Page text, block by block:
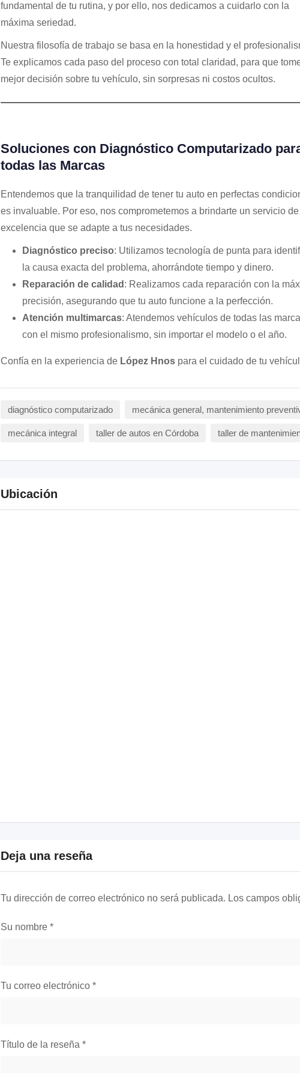
fundamental de tu rutina, y por ello, nos dedicamos a cuidarlo con la
máxima seriedad.
Nuestra filosofía de trabajo se basa en la honestidad y el
Te explicamos cada paso del proceso con total claridad, para que
mejor decisión sobre tu vehículo, sin sorpresas ni costos ocultos.
Soluciones con Diagnóstico Computarizado
todas las Marcas
Entendemos que la tranquilidad de tener tu auto en perfectas
es invaluable. Por eso, nos comprometemos a brindarte un servicio de
excelencia que se adapte a tus necesidades.
Diagnóstico preciso: Utilizamos tecnología de punta para
la causa exacta del problema, ahorrándote tiempo y dinero.
Reparación de calidad : Realizamos cada reparación con la
precisión, asegurando que tu auto funcione a la perfección.
Atención multimarcas: Atendemos vehículos de todas las
con el mismo profesionalismo, sin importar el modelo o el año.
Confía en la experiencia de López Hnospara el cuidado de tu
diagnóstico computarizado mecánica general, mantenimiento
mecánica integral taller de autos en Córdoba taller de
Ubicación
Deja una reseña
Tu dirección de correo electrónico no será publicada. Los campos
Su nombre *
Tu correo electrónico *
Título de la reseña *